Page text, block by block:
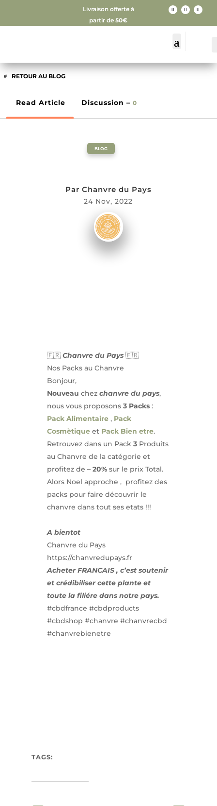
Livraison offerte à
partir de50€
RETOUR AU BLOG
Read Article Discussion – 0
BLOG
Par Chanvre du Pays
24 Nov, 2022
🇫🇷 Chanvre du Pays🇫🇷
Nos Packs au Chanvre
Bonjour,
Nouveau chez chanvre du pays,
nous vous proposons 3 Packs:
Pack Alimentaire, Pack
Cosmètiqueet Pack Bien etre.
Retrouvez dans un Pack 3Produits
au Chanvre de la catégorie et
profitez de – 20%sur le prix Total.
Alors Noel approche , profitez des
packs pour faire découvrir le
chanvre dans tout ses etats !!!
A bientot
Chanvre du Pays
https://chanvredupays.fr
Acheter FRANCAIS , c’est soutenir
et crédibiliser cette plante et
toute la filiére dans notre pays.
#cbdfrance #cbdproducts
#cbdshop #chanvre #chanvrecbd
#chanvrebienetre
TAGS: